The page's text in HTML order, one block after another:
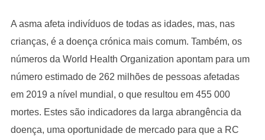
A asma afeta indivíduos de todas as idades, mas, nas
crianças, é a doença crónica mais comum. Também, os
números da World Health Organization apontam para um
número estimado de 262 milhões de pessoas afetadas
em 2019 a nível mundial, o que resultou em 455 000
mortes. Estes são indicadores da larga abrangência da
doença, uma oportunidade de mercado para que a RC